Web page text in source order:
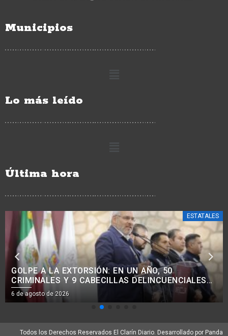
Municipios
Lo más leído
Última hora
POLICIACA
OBTIENE FGE VINCULACIÓN A PROCESO CONTRA
CINCO PERSONAS POR DELITOS CONTRA LA
SALUD EN MORELIA Y PÁTZCUARO
6 de agosto de 2026
Todos los Derechos Reservados El Clarín Diario. Desarrollado por Panda